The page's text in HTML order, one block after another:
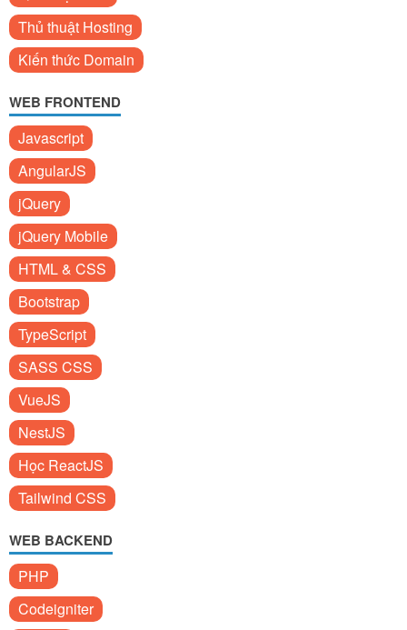
Thủ thuật Hosting
Kiến thức Domain
WEB FRONTEND
Javascript
AngularJS
jQuery
jQuery Mobile
HTML & CSS
Bootstrap
TypeScript
SASS CSS
VueJS
NestJS
Học ReactJS
Tailwind CSS
WEB BACKEND
PHP
Codeigniter